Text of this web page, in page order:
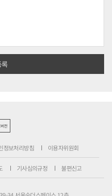
전
정보처리방침 이용자위원회
기사심의규정 불편신고